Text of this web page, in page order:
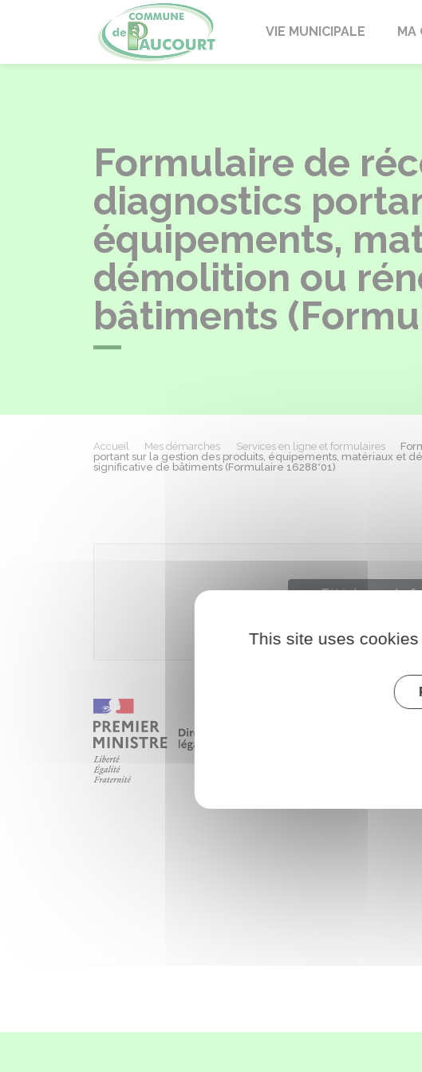
PaucourtVIE MUNICIPALE MA
Formulaire de
diagnostics
équipements,
démolition ou
bâtiments
Accueil Mes démarches Services en ligne et formulaires
portant sur la gestion des produits, équipements, matériaux et
significative de bâtiments (Formulaire 16288*01)
Télécharger le
Ministère chargé de
This site uses